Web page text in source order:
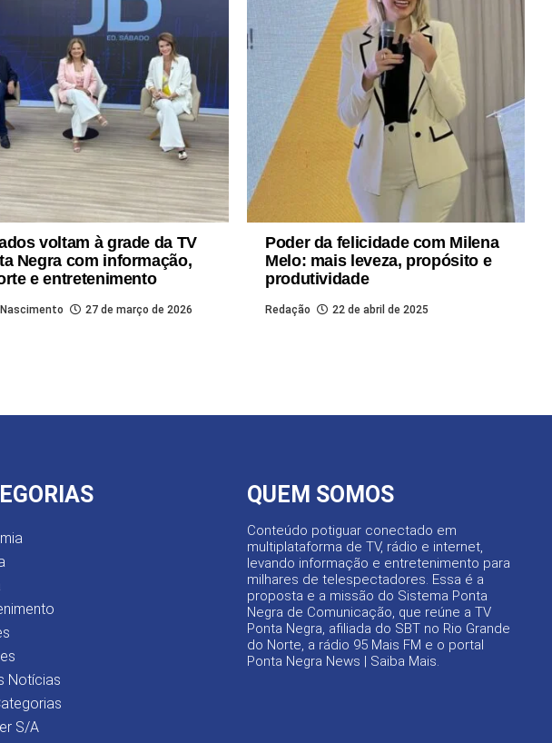
voltam à grade da TV
Negra com informação,
e entretenimento
27 de março de 2026
Poder da felicidade com Milena
Melo: mais leveza, propósito e
produtividade
Redação 22 de abril de 2025
Notícias
S/A
QUEM SOMOS
Conteúdo potiguar conectado em
multiplataforma de TV, rádio e internet,
levando informação e entretenimento para
milhares de telespectadores. Essa é a
proposta e a missão do Sistema Ponta
Negra de Comunicação, que reúne a TV
Ponta Negra, afiliada do SBT no Rio Grande
do Norte, a rádio 95 Mais FM e o portal
Ponta Negra News | Saiba Mais.